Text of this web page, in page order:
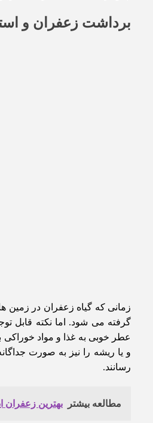
برداشت زعفران و
زمانی که گیاه زعفران در
گرفته می‌ شود. اما نکته قابل
عطر خوبی به غذا و مواد خوراکی
و یا ریشه را نیز به صورت
رسانند.
مطالعه بیشتر بهترین زعفران